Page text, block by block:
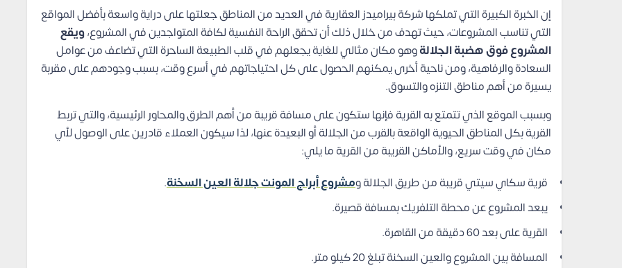
إن الخبرة الكبيرة التي تملكها شركة بيراميدز العقارية في العديد من المناطق جعلتها على دراية واسعة بأفضل المواقع
التي تناسب المشروعات، حيث تهدف من خلال ذلك أن تحقق الراحة النفسية لكافة المتواجدين في المشروع،ويقع
المشروع فوق هضبة الجلالةوهو مكان مثالي للغاية يجعلهم في قلب الطبيعة الساحرة التي تضاعف من عوامل
السعادة والرفاهية، ومن ناحية أخرى يمكنهم الحصول على كل احتياجاتهم في أسرع وقت، بسبب وجودهم على مقربة
يسيرة من أهم مناطق التنزه والتسوق.
وبسبب الموقع الذي تتمتع به القرية فإنها ستكون على مسافة قريبة من أهم الطرق والمحاور الرئيسية، والتي تربط
القرية بكل المناطق الحيوية الواقعة بالقرب من الجلالة أو البعيدة عنها، لذا سيكون العملاء قادرين على الوصول لأي
مكان في وقت سريع، والأماكن القريبة من القرية ما يلي:
قرية سكاي سيتي قريبة من طريق الجلالة ومشروع أبراج المونت جلالة العين السخنة.
يبعد المشروع عن محطة التلفريك بمسافة قصيرة.
القرية على بعد 60 دقيقة من القاهرة.
المسافة بين المشروع والعين السخنة تبلغ 20 كيلو متر.